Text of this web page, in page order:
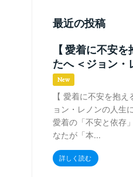
最近の投稿
【 愛着に不安
たへ ＜ジョン・
New
【 愛着に不安を抱
ョン・レノンの人生
愛着の「不安と依存
なたが「本...
詳しく読む